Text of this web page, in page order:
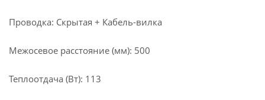
Проводка: Скрытая + Кабель-вилка
Межосевое расстояние (мм): 500
Теплоотдача (Вт): 113